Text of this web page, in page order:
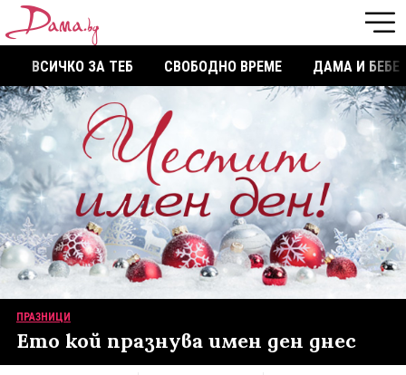
ВСИЧКО ЗА ТЕБ СВОБОДНО ВРЕМЕ ДАМА И БЕБЕ
ПРАЗНИЦИ
Ето кой празнува имен ден днес